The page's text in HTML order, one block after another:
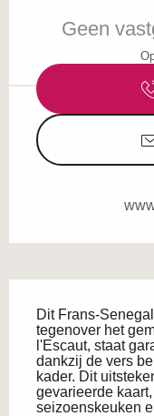
Geen
Dit Frans-
tegenover het
l'Escaut, staat
dankzij de vers
kader. Dit
gevarieerde
seizoenskeuken